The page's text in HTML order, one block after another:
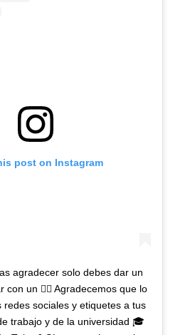
post on Instagram
agradecer solo debes dar un
un 👍🏻 Agradecemos que lo
redes sociales y etiquetes a tus
trabajo y de la universidad 🎓